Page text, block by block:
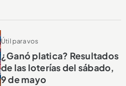
Útil para vos
¿Ganó platica? Resultados
de las loterías del sábado,
9 de mayo